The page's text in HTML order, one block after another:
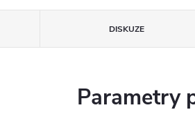
DISKUZE
Parametry